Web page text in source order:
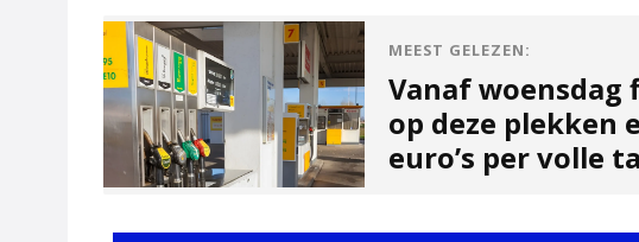
MEEST GELEZEN:
Vanaf
op deze plekken
euro’s per volle